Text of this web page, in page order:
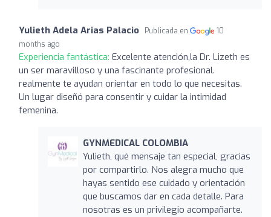
Yulieth Adela Arias Palacio Publicada en
10
months ago
Experiencia fantástica: Excelente atención,la Dr. Lizeth es
un ser maravilloso y una fascinante profesional.
realmente te ayudan orientar en todo lo que necesitas.
Un lugar diseñó para consentir y cuidar la intimidad
femenina.
GYNMEDICAL COLOMBIA
Yulieth, qué mensaje tan especial, gracias
por compartirlo. Nos alegra mucho que
hayas sentido ese cuidado y orientación
que buscamos dar en cada detalle. Para
nosotras es un privilegio acompañarte.